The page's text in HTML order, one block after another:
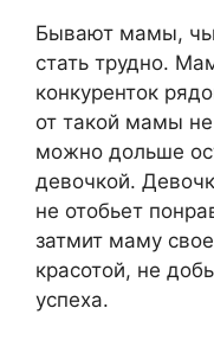
Бывают мамы,
стать трудно.
конкуренток
от такой мамы
можно дольше
девочкой.
не отобьет
затмит маму
красотой, не
успеха.